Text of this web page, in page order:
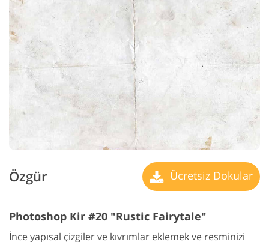
Özgür Ücretsiz Dokular
Photoshop Kir #20 "Rustic Fairytale"
İnce yapısal çizgiler ve kıvrımlar eklemek ve resminizi